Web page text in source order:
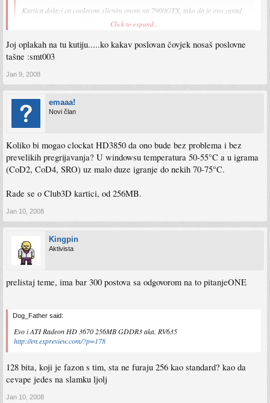
Kartica dolazi ca coolerom slicnim onom na 7900GTX, tako da je ovo zasad
ubjedljivo najbolja 3870 koja postoji, a vjerojatno je brza i od referentne
http://www.driverheaven.net/reviews/sap ... atomic.php
Sapphire ATOMIC HD3870 :wink:
jel to sad ta ili nije ne znam......
Click to expand...
Joj oplakah na tu kutiju.....ko kakav poslovan čovjek nosaš poslovne
tašne :smt003
Jan 9, 2008
emaaa!
Novi član
Koliko bi mogao clockat HD3850 da ono bude bez problema i bez
prevelikih pregrijavanja? U windowsu temperatura 50-55°C a u igrama
(CoD2, CoD4, SRO) uz malo duze igranje do nekih 70-75°C.
Rade se o Club3D kartici, od 256MB.
Jan 10, 2008
Kingpin
Aktivista
prelistaj teme, ima bar 300 postova sa odgovorom na to pitanjeONE
Dog_Father said:
Evo i ATI Radeon HD 3670 256MB GDDR3 aka. RV635
http://en.expreview.com/?p=178
128 bita, koji je fazon s tim, sta ne furaju 256 kao standard? kao da
cevape jedes na slamku ljolj
Jan 10, 2008